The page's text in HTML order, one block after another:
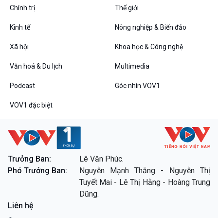
360 độ Sức khỏe
Chuyển đổi Xanh
Chuyên gia của bạn
Bước chân đến trường
Kết nối công nghệ
Sống chung với biến đổi
Văn hoá & Du lịch
Tin Văn hoá & Du lịch
Câu chuyện Thể thao
Multimedia
Podcast
Góc nhìn VOV1
Bình luận
10 phút Sự kiện - Luận bàn
Chính trị Thế giới
Kinh tế Nông nghiệp & Biển đảo
Xã hội Khoa học & Công nghệ
Văn hoá & Du lịch Multimedia
Podcast Góc nhìn VOV1
VOV1 đặc biệt
Trưởng Ban:
Lê Văn Phúc.
Phó Trưởng Ban:
Nguyễn Mạnh Thắng - Nguyễn Thị
Tuyết Mai - Lê Thị Hằng - Hoàng Trung
Dũng.
Liên hệ